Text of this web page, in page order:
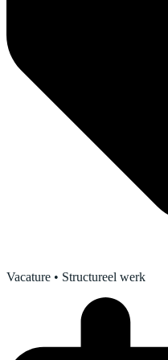
Vacature • Structureel werk